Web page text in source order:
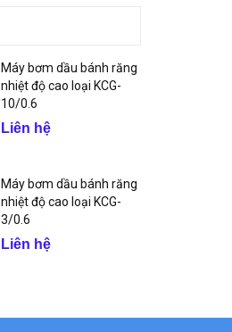
Máy bơm dầu bánh răng
nhiệt độ cao loại KCG-
10/0.6
Liên hệ
Máy bơm dầu bánh răng
nhiệt độ cao loại KCG-
3/0.6
Liên hệ